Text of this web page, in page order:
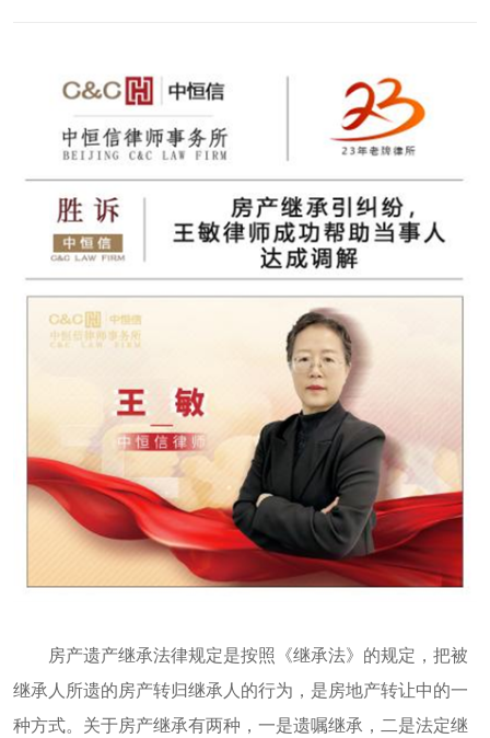
房产遗产继承法律规定是按照《继承法》的规定，把被
继承人所遗的房产转归继承人的行为，是房地产转让中的一
种方式。关于房产继承有两种，一是遗嘱继承，二是法定继